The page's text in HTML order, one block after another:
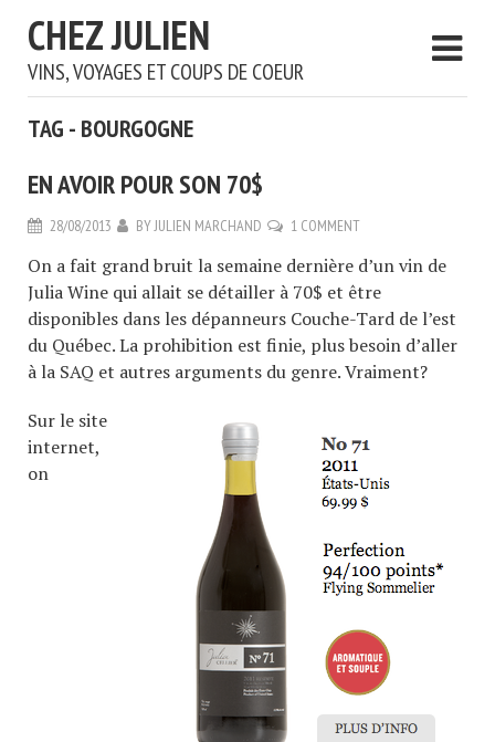
CHEZ JULIEN
VINS, VOYAGES ET COUPS DE COEUR
TAG - BOURGOGNE
EN AVOIR POUR SON 70$
28/08/2013 BYJULIEN MARCHAND 1 COMMENT
On a fait grand bruit la semaine dernière d’un vin de
Julia Wine qui allait se détailler à 70$ et être
disponibles dans les dépanneurs Couche-Tard de l’est
du Québec. La prohibition est finie, plus besoin d’aller
à la SAQ et autres arguments du genre. Vraiment?
Sur le site
internet,
on